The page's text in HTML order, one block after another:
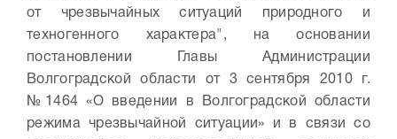
от чрезвычайных ситуаций природного и
техногенного характера", на основании
постановлении Главы Администрации
Волгоградской области от 3 сентября 2010 г.
№1464 «О введении в Волгоградской области
режима чрезвычайной ситуации» и в связи со